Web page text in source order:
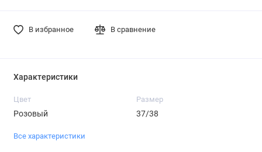
В избранное В сравнение
Характеристики
Цвет
Розовый
Размер
37/38
Все характеристики